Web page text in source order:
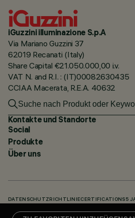
iGuzzini illuminazione S.p.A
Via Mariano Guzzini 37
62019 Recanati (Italy)
Share Capital €21.050.000,00 i.v.
VAT N. and R.I. : (IT)00082630435
CCIAA Macerata, R.E.A. 40632
Kontakte und Standorte
Social
Produkte
Über uns
DATENSCHUTZRICHTLINIECERTIFICATIONS 5